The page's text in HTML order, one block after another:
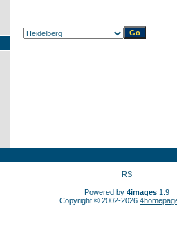
Powered by 4images1.9
Copyright © 2002-2026